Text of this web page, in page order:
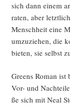
sich dann einem
ra­ten, aber
Mensch­heit eine
umzu­zie­hen, die
bie­ten, sie selbst
Greens Roman ist
Vor- und
ße sich mit Neal